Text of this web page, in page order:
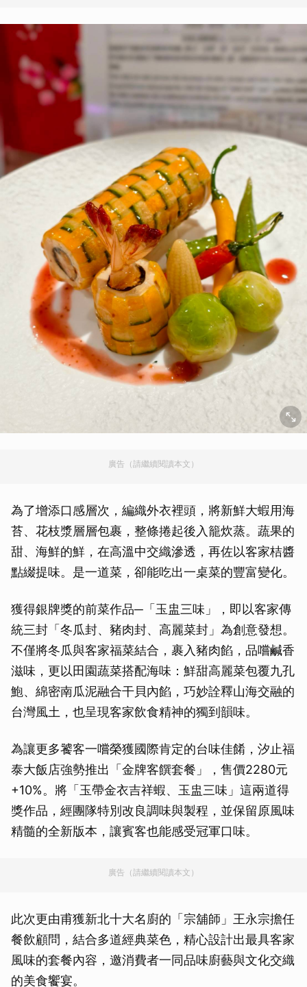
廣告（請繼續閱讀本文）
為了增添口感層次，編織外衣裡頭，將新鮮大蝦用海
苔、花枝漿層層包裹，整條捲起後入籠炊蒸。蔬果的
甜、海鮮的鮮，在高溫中交織滲透，再佐以客家桔醬
點綴提味。是一道菜，卻能吃出一桌菜的豐富變化。
獲得銀牌獎的前菜作品─「玉盅三味」，即以客家傳
統三封「冬瓜封、豬肉封、高麗菜封」為創意發想。
不僅將冬瓜與客家福菜結合，裹入豬肉餡，品嚐鹹香
滋味，更以田園蔬菜搭配海味：鮮甜高麗菜包覆九孔
鮑、綿密南瓜泥融合干貝內餡，巧妙詮釋山海交融的
台灣風土，也呈現客家飲食精神的獨到韻味。
為讓更多饕客一嚐榮獲國際肯定的台味佳餚，汐止福
泰大飯店強勢推出「金牌客饌套餐」，售價2280元
+10%。將「玉帶金衣吉祥蝦、玉盅三味」這兩道得
獎作品，經團隊特別改良調味與製程，並保留原風味
精髓的全新版本，讓賓客也能感受冠軍口味。
廣告（請繼續閱讀本文）
此次更由甫獲新北十大名廚的「宗舖師」王永宗擔任
餐飲顧問，結合多道經典菜色，精心設計出最具客家
風味的套餐內容，邀消費者一同品味廚藝與文化交織
的美食饗宴。